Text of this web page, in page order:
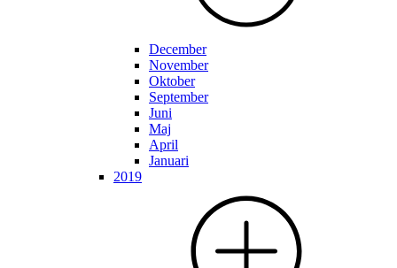
December
November
Oktober
September
Juni
Maj
April
Januari
2019